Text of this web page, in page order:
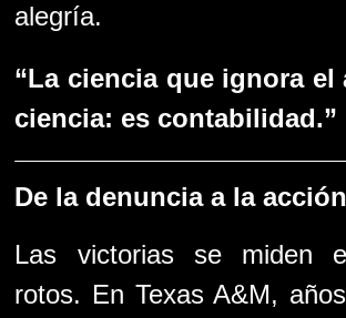
alegría.
“La ciencia que ignora el
ciencia: es contabilidad.”
De la denuncia a la acción
Las victorias se miden
rotos. En Texas A&M,